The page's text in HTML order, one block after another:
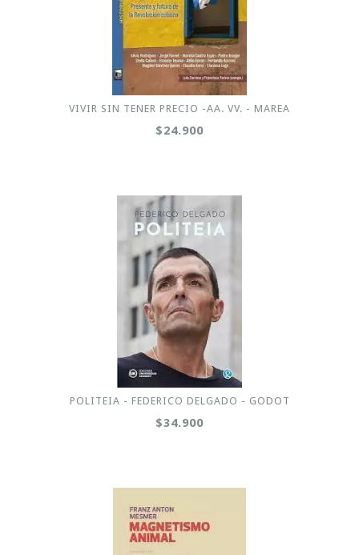
VIVIR SIN TENER PRECIO -AA. VV. - MAREA
$24.900
POLITEIA - FEDERICO DELGADO - GODOT
$34.900